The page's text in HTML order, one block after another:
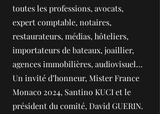
toutes les professions, avocats,
expert comptable, notaires,
restaurateurs, médias, hôteliers,
importateurs de bateaux, joaillier,
agences immobilières, audiovisuel…
Un invité d’honneur, Mister France
Monaco 2024, Santino KUCI et le
président du comité, David GUERIN.